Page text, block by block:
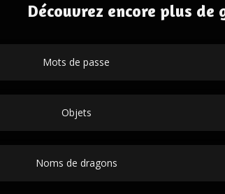
Découvrez encore plus
Mots de passe
Objets
Noms de dragons